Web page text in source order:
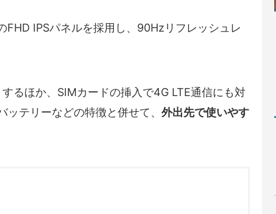
IPSパネルを採用し、90Hzリフレッシュレ
るほか、SIMカードの挿入で4G LTE通信にも対
テリーなどの特徴と併せて、 外出先で使いやす